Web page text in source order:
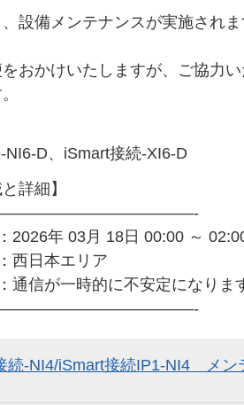
設備メンテナンスが実施され
おかけいたしますが、ご協力
NI6-D、iSmart接続-XI6-D
詳細】
2026年 03月 18日 00:00 ～
西日本エリア
通信が一時的に不安定になりま
続-NI4/iSmart接続IP1-NI4 メン